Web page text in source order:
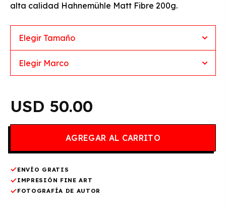
alta calidad Hahnemühle Matt Fibre 200g.
50.00
ENVÍO GRATIS
IMPRESIÓN FINE ART
FOTOGRAFÍA DE AUTOR